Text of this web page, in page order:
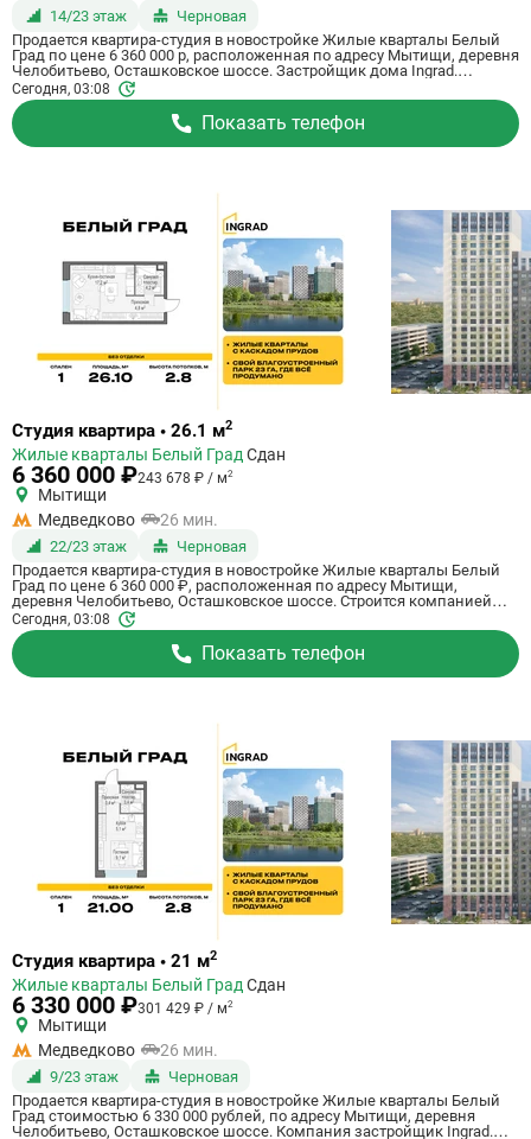
14/23 этаж
Черновая
Продается квартира-студия в новостройке Жилые кварталы Белый
Град по цене 6 360 000 р, расположенная по адресу Мытищи, деревня
Челобитьево, Осташковское шоссе. Застройщик дома Ingrad.
Квартира сдается в III квартале 2026 года с черновой отделкой, в 26
минутах на машине от метро Медведково. Общая площадь квартиры
- 26.1 м². Этаж 14 из 23. ID квартиры на СтройкиРУ 759073, сообщите
его когда будете звонить.
Сегодня, 03:08
Показать телефон
Ссылка
квартиру
Студия квартира • 26.1 м2
Жилые кварталы Белый Град Сдан
6 360 000 ₽243 678 ₽ / м2
Мытищи
Медведково
26 мин.
22/23 этаж
Черновая
Продается квартира-студия в новостройке Жилые кварталы Белый
Град по цене 6 360 000 ₽, расположенная по адресу Мытищи,
деревня Челобитьево, Осташковское шоссе. Строится компанией
Ingrad. Квартира сдается в 3 квартале 2026 года с черновой отделкой,
в 26 минутах на машине от метро Медведково. Общая площадь
квартиры - 26.1 кв. м. Этаж 22 из 23. ID квартиры на СтройкиРУ
759092, сообщите его когда будете звонить.
Сегодня, 03:08
Показать телефон
Ссылка
квартиру
Студия квартира • 21 м2
Жилые кварталы Белый Град Сдан
6 330 000 ₽301 429 ₽ / м2
Мытищи
Медведково
26 мин.
9/23 этаж
Черновая
Продается квартира-студия в новостройке Жилые кварталы Белый
Град стоимостью 6 330 000 рублей, по адресу Мытищи, деревня
Челобитьево, Осташковское шоссе. Компания застройщик Ingrad.